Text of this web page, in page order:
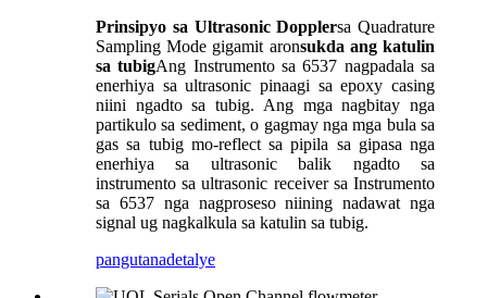
Prinsipyo sa Ultrasonic Dopplersa Quadrature
Sampling Mode gigamit aronsukda ang katulin
sa tubigAng Instrumento sa 6537 nagpadala sa
enerhiya sa ultrasonic pinaagi sa epoxy casing
niini ngadto sa tubig. Ang mga nagbitay nga
partikulo sa sediment, o gagmay nga mga bula sa
gas sa tubig mo-reflect sa pipila sa gipasa nga
enerhiya sa ultrasonic balik ngadto sa
instrumento sa ultrasonic receiver sa Instrumento
sa 6537 nga nagproseso niining nadawat nga
signal ug nagkalkula sa katulin sa tubig.
pangutanadetalye